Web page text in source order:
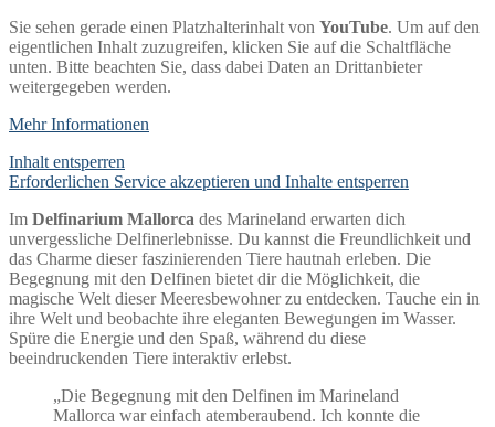
Sie sehen gerade einen Platzhalterinhalt von YouTube. Um auf den
eigentlichen Inhalt zuzugreifen, klicken Sie auf die Schaltfläche
unten. Bitte beachten Sie, dass dabei Daten an Drittanbieter
weitergegeben werden.
Mehr Informationen
Inhalt entsperren
Erforderlichen Service akzeptieren und Inhalte entsperren
Im Delfinarium Mallorca des Marineland erwarten dich
unvergessliche Delfinerlebnisse. Du kannst die Freundlichkeit und
das Charme dieser faszinierenden Tiere hautnah erleben. Die
Begegnung mit den Delfinen bietet dir die Möglichkeit, die
magische Welt dieser Meeresbewohner zu entdecken. Tauche ein in
ihre Welt und beobachte ihre eleganten Bewegungen im Wasser.
Spüre die Energie und den Spaß, während du diese
beeindruckenden Tiere interaktiv erlebst.
„Die Begegnung mit den Delfinen im Marineland
Mallorca war einfach atemberaubend. Ich konnte die